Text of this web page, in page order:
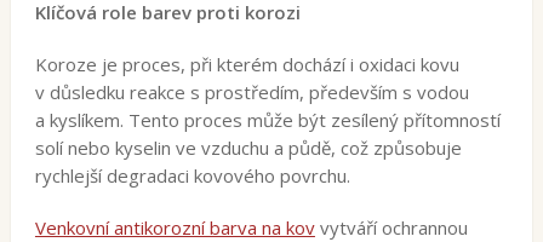
Klíčová role barev proti korozi
Koroze je proces, při kterém dochází i oxidaci kovu
v důsledku reakce s prostředím, především s vodou
a kyslíkem. Tento proces může být zesílený přítomností
solí nebo kyselin ve vzduchu a půdě, což způsobuje
rychlejší degradaci kovového povrchu.
Venkovní antikorozní barva na kovvytváří ochrannou